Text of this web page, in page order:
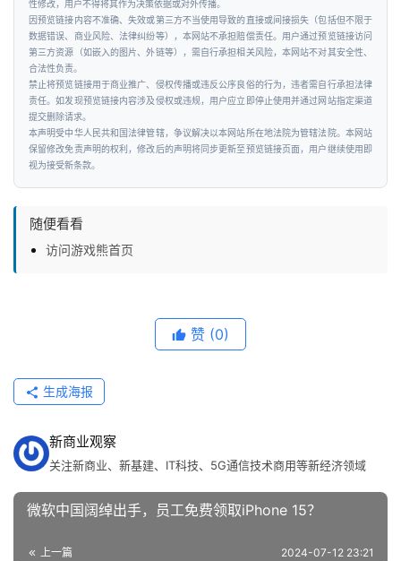
智
能
汽
车
出
行
业
资
性修改，用户不得将其作为决策依据或对外传播。
因预览链接内容不准确、失效或第三方不当使用导致的直接或间接损失（包括但不限于
数据错误、商业风险、法律纠纷等），本网站不承担赔偿责任。用户通过预览链接访问
第三方资源（如嵌入的图片、外链等），需自行承担相关风险，本网站不对其安全性、
合法性负责。
禁止将预览链接用于商业推广、侵权传播或违反公序良俗的行为，违者需自行承担法律
责任。如发现预览链接内容涉及侵权或违规，用户应立即停止使用并通过网站指定渠道
提交删除请求。
本声明受中华人民共和国法律管辖，争议解决以本网站所在地法院为管辖法院。本网站
保留修改免责声明的权利，修改后的声明将同步更新至预览链接页面，用户继续使用即
视为接受新条款。
随便看看
访问游戏熊首页
赞 (0)
生成海报
新商业观察
关注新商业、新基建、IT科技、5G通信技术商用等新经济领域
微软中国阔绰出手，员工免费领取iPhone 15？
上一篇 2024-07-12 23:21